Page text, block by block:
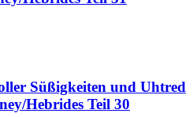
Süßigkeiten und Uhtred
Hebrides Teil 30